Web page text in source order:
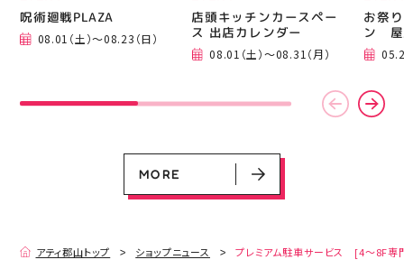
MORE
呪術廻戦PLAZA
08.01（土）～08.23（日）
店頭キッチンカースペー
ス 出店カレンダー
08.01（土）～08.31（月）
お祭
ン 屋
MORE
アティ郡山トップ ショップニュース プレミアム駐車サービス [4～8F専